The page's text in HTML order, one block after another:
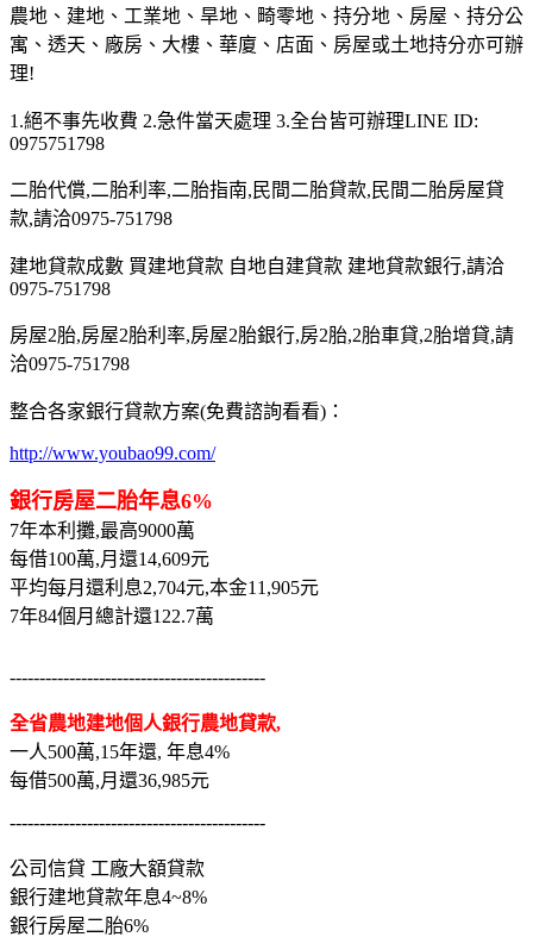
農地、建地、工業地、旱地、畸零地、持分地、房屋、持分公
寓、透天、廠房、大樓、華廈、店面、房屋或土地持分亦可辦
理!
1.絕不事先收費 2.急件當天處理 3.全台皆可辦理LINE ID:
0975751798
二胎代償,二胎利率,二胎指南,民間二胎貸款,民間二胎房屋貸
款,請洽0975-751798
建地貸款成數 買建地貸款 自地自建貸款 建地貸款銀行,請洽
0975-751798
房屋2胎,房屋2胎利率,房屋2胎銀行,房2胎,2胎車貸,2胎增貸,請
洽0975-751798
整合各家銀行貸款方案(免費諮詢看看)：
http://www.youbao99.com/
銀行房屋二胎年息6%
7年本利攤,最高9000萬
每借100萬,月還14,609元
平均每月還利息2,704元,本金11,905元
7年84個月總計還122.7萬
-------------------------------------------
全省農地建地個人銀行農地貸款,
一人500萬,15年還, 年息4%
每借500萬,月還36,985元
-------------------------------------------
公司信貸 工廠大額貸款
銀行建地貸款年息4~8%
銀行房屋二胎6%